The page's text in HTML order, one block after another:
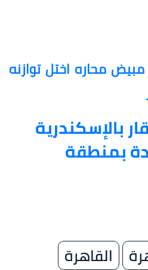
محاره اختل توازنه
بالإسكندرية
بمنطقة
القاهرة